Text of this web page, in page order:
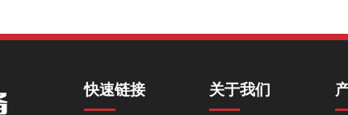
快速链接 关于我们